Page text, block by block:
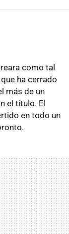
como tal
ha cerrado
más de un
el título. El
en todo un